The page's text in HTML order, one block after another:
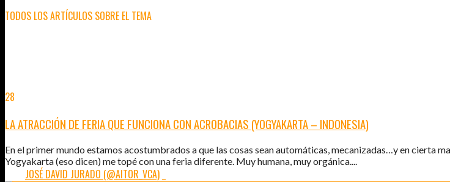
TODOS LOS ARTÍCULOS SOBRE EL TEMA
28
LA ATRACCIÓN DE FERIA QUE FUNCIONA CON ACROBACIAS (YOGYAKARTA – INDONESIA)
En el primer mundo estamos acostumbrados a que las cosas sean automáticas, mecanizadas…y en cierta
Yogyakarta (eso dicen) me topé con una feria diferente. Muy humana, muy orgánica....
JOSÉ DAVID JURADO (@AITOR_VCA)